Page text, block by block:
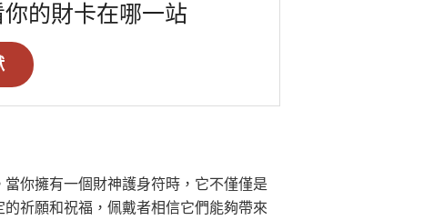
的財卡在哪一站
你擁有一個財神護身符時，它不僅僅是
祈願和祝福，佩戴者相信它們能夠帶來